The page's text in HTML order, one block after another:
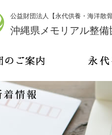
公益財団法人【永代供養・海洋散骨
沖縄県メモリアル整備